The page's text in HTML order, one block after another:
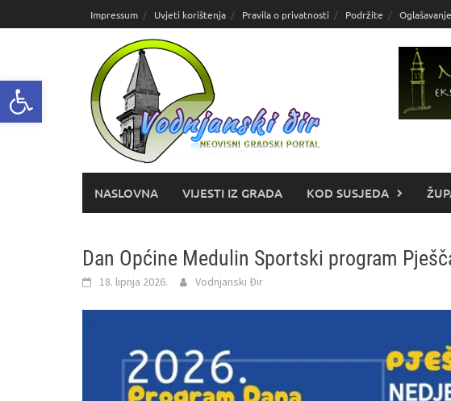
Open toolbar
do
Impressum Uvjeti korištenja Pravila o privatnosti Podržite Oglašavanje
NASLOVNA VIJESTI IZ GRADA KOD SUSJEDA
Dan Općine Medulin Sportski program
18. lipnja 2026. Vodnjanski Đir